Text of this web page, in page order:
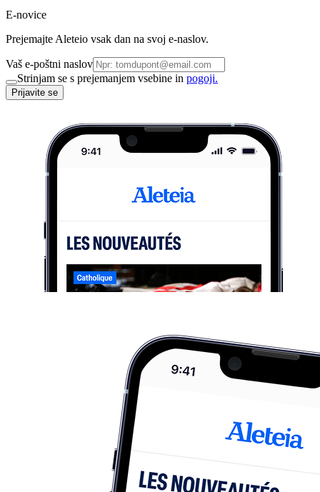
E-novice
Prejemajte Aleteio vsak dan na svoj e-naslov.
Vaš e-poštni naslov
Strinjam se s prejemanjem vsebine in pogoji.
Prijavite se